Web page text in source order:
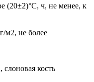
(20±2)°С, ч, не менее, к
м2, не более
слоновая кость